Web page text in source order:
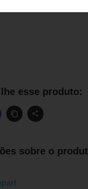
esse produto:
sobre o